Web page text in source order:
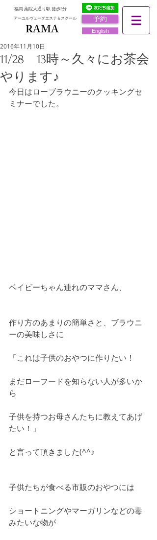
予約
福岡 薬院大通り駅 徒歩2分
アーユルヴェーダエステ＆スクール
RAMA English
11/28 13時～久々にお茶会
やります♪
2016年11月10日
今日はローブラウニーのクッキングセ
ミナーでした。
ベイビーちゃん連れのママさん、
作り方のあまりの簡単さと、ブラウニ
ーの美味しさに
「これは子供のおやつに作りたい！
まだローフードを知らない人が多いか
ら
子供を持つお母さんたちに教えてあげ
たい！」
と言って頂きました(^^♪
子供たちが食べる市販のおやつには
ショートニングやマーガリンなどの毒
みたいな物が